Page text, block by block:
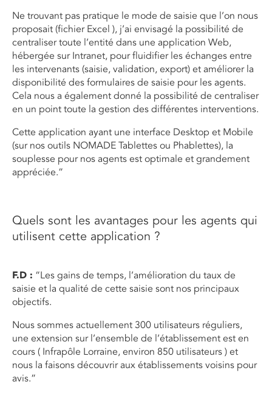
Ne trouvant pas pratique le mode de saisie que l’on nous
proposait (fichier Excel ), j’ai envisagé la possibilité de
centraliser toute l’entité dans une application Web,
hébergée sur Intranet, pour fluidifier les échanges entre
les intervenants (saisie, validation, export) et améliorer la
disponibilité des formulaires de saisie pour les agents.
Cela nous a également donné la possibilité de centraliser
en un point toute la gestion des différentes interventions.
Cette application ayant une interface Desktop et Mobile
(sur nos outils NOMADE Tablettes ou Phablettes), la
souplesse pour nos agents est optimale et grandement
appréciée.”
Quels sont les avantages pour les agents qui
utilisent cette application ?
F.D : “Les gains de temps, l’amélioration du taux de
saisie et la qualité de cette saisie sont nos principaux
objectifs.
Nous sommes actuellement 300 utilisateurs réguliers,
une extension sur l’ensemble de l’établissement est en
cours ( Infrapôle Lorraine, environ 850 utilisateurs ) et
nous la faisons découvrir aux établissements voisins pour
avis.”